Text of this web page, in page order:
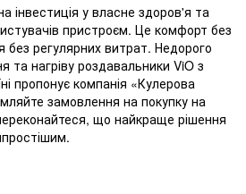
інвестиція у власне здоров'я та
пристроєм. Це комфорт без
без регулярних витрат. Недорого
та нагріву роздавальники ViO з
пропонує компанія «Кулерова
замовлення на покупку на
що найкраще рішення